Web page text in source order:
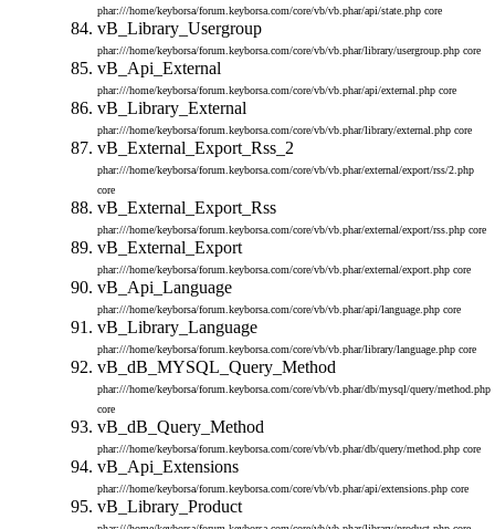
phar:///home/keyborsa/forum.keyborsa.com/core/vb/vb.phar/api/state.php core
vB_Library_Usergroup
phar:///home/keyborsa/forum.keyborsa.com/core/vb/vb.phar/library/usergroup.php core
vB_Api_External
phar:///home/keyborsa/forum.keyborsa.com/core/vb/vb.phar/api/external.php core
vB_Library_External
phar:///home/keyborsa/forum.keyborsa.com/core/vb/vb.phar/library/external.php core
vB_External_Export_Rss_2
phar:///home/keyborsa/forum.keyborsa.com/core/vb/vb.phar/external/export/rss/2.php
core
vB_External_Export_Rss
phar:///home/keyborsa/forum.keyborsa.com/core/vb/vb.phar/external/export/rss.php core
vB_External_Export
phar:///home/keyborsa/forum.keyborsa.com/core/vb/vb.phar/external/export.php core
vB_Api_Language
phar:///home/keyborsa/forum.keyborsa.com/core/vb/vb.phar/api/language.php core
vB_Library_Language
phar:///home/keyborsa/forum.keyborsa.com/core/vb/vb.phar/library/language.php core
vB_dB_MYSQL_Query_Method
phar:///home/keyborsa/forum.keyborsa.com/core/vb/vb.phar/db/mysql/query/method.php
core
vB_dB_Query_Method
phar:///home/keyborsa/forum.keyborsa.com/core/vb/vb.phar/db/query/method.php core
vB_Api_Extensions
phar:///home/keyborsa/forum.keyborsa.com/core/vb/vb.phar/api/extensions.php core
vB_Library_Product